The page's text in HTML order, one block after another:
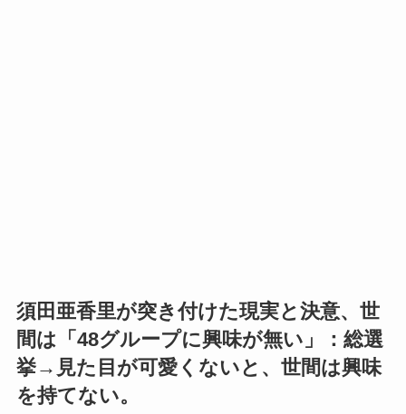
須田亜香里が突き付けた現実と決意、世
間は「48グループに興味が無い」：総選
挙→見た目が可愛くないと、世間は興味
を持てない。